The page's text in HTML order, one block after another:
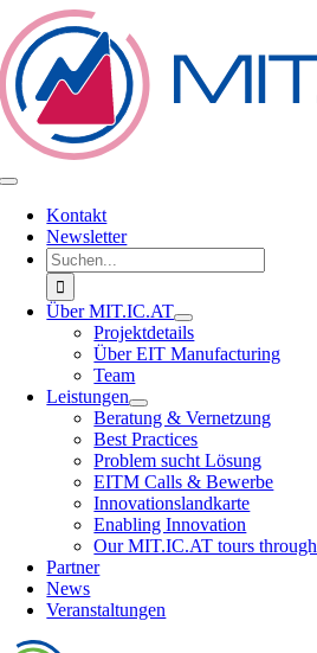
Zum
Inhalt
springen
Toggle
NavigationKontakt
Newsletter
Suche
nach:
Über MIT.IC.AT
Projektdetails
Über EIT Manufacturing
Team
Leistungen
Beratung & Vernetzung
Best Practices
Problem sucht Lösung
EITM Calls & Bewerbe
Innovationslandkarte
Enabling Innovation
Our MIT.IC.AT tours
Partner
News
Veranstaltungen